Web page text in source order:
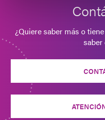
¿Quiere saber más o
saber